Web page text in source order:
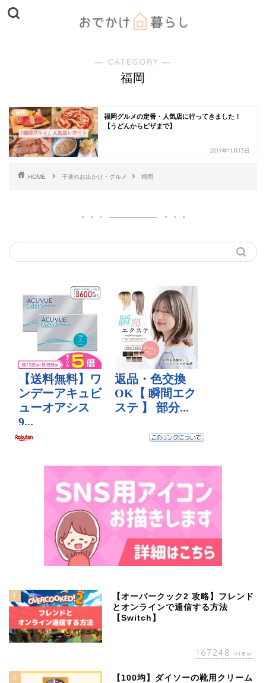
― CATEGORY ―
福岡
福岡
福岡グルメの定番・人気店に行ってきました！
【うどんからピザまで】
2019年11月13日
HOME 子連れお出かけ・グルメ 福岡
1
【オーバークック2 攻略】フレンド
とオンラインで通信する方法
【Switch】
167248 view
2
【100均】ダイソーの靴用クリーム